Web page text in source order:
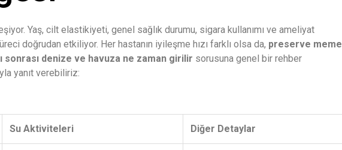
Yaş, cilt elastikiyeti, genel sağlık durumu, sigara kullanımı ve ameliyat
doğrudan etkiliyor. Her hastanın iyileşme hızı farklı olsa da, preserve meme
sonrası denize ve havuza ne zaman girilir sorusuna genel bir rehber
yanıt verebiliriz:
Su Aktiviteleri Diğer Detaylar